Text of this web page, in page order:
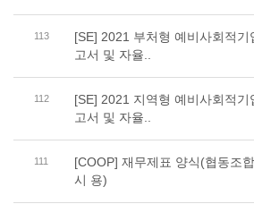
113
[SE] 2021 부처형 예비사회적기
고서 및 자율..
112
[SE] 2021 지역형 예비사회적기
고서 및 자율..
111
[COOP] 재무제표 양식(협동조
시 용)